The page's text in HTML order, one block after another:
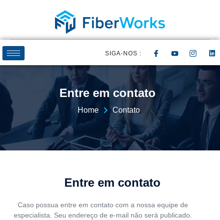
SIGA-NOS :
Entre em contato
Home Contato
Entre em contato
Caso possua entre em contato com a nossa equipe de
especialista. Seu endereço de e-mail não será publicado.